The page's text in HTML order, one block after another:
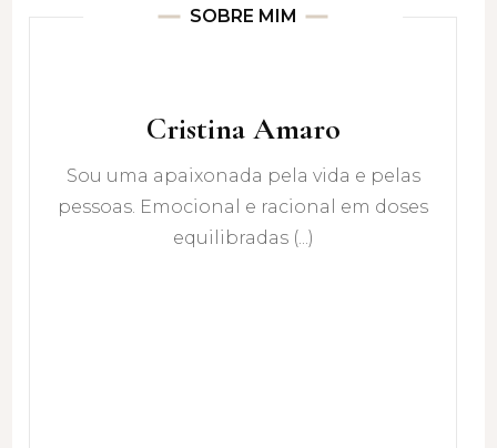
SOBRE MIM
Cristina Amaro
Sou uma apaixonada pela vida e pelas
pessoas. Emocional e racional em doses
equilibradas (...)